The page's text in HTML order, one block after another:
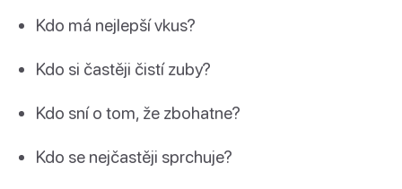
Kdo má nejlepší vkus?
Kdo si častěji čistí zuby?
Kdo sní o tom, že zbohatne?
Kdo se nejčastěji sprchuje?